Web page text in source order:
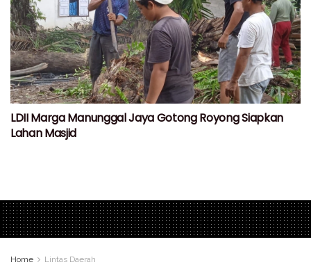
LDII Marga Manunggal Jaya Gotong Royong Siapkan
Lahan Masjid
Home Lintas Daerah